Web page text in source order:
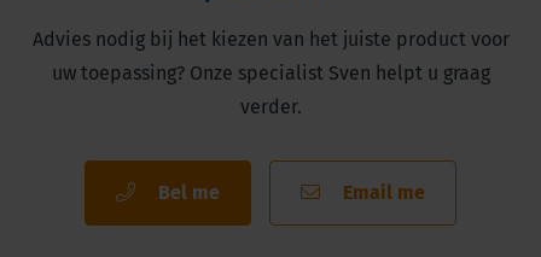
Advies nodig bij het kiezen van het juiste product voor
uw toepassing? Onze specialist Sven helpt u graag
verder.
Bel me Email me